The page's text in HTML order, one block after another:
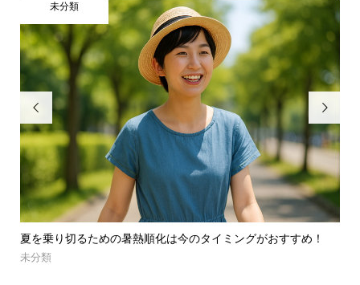

人生のヒントを得る「明晰夢」の入り方
未分類
未分類
